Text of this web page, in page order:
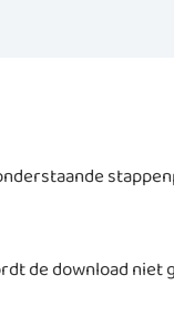
de download niet